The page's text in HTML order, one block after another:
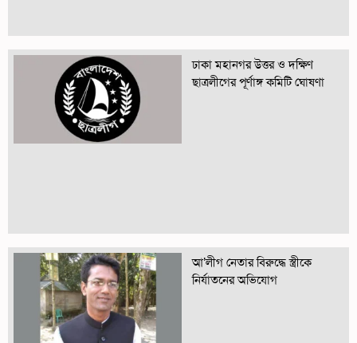
ঢাকা মহানগর উত্তর ও দক্ষিণ
ছাত্রলীগের পূর্ণাঙ্গ কমিটি ঘোষণা
আ’লীগ নেতার বিরুদ্ধে স্ত্রীকে
নির্যাতনের অভিযোগ